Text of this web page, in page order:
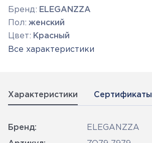
Бренд: ELEGANZZA
Пол: женский
Цвет: Красный
Все характеристики
Характеристики Сертификаты
Бренд: ELEGANZZA